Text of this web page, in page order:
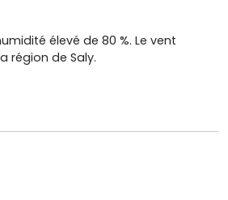
élevé de 80 %. Le vent
région de Saly.